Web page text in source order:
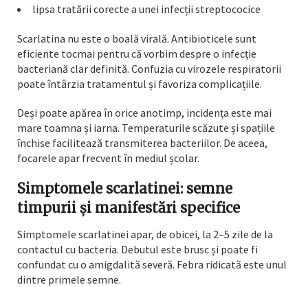
lipsa tratării corecte a unei infecții streptococice
Scarlatina nu este o boală virală. Antibioticele sunt
eficiente tocmai pentru că vorbim despre o infecție
bacteriană clar definită. Confuzia cu virozele respiratorii
poate întârzia tratamentul și favoriza complicațiile.
Deși poate apărea în orice anotimp, incidența este mai
mare toamna și iarna. Temperaturile scăzute și spațiile
închise facilitează transmiterea bacteriilor. De aceea,
focarele apar frecvent în mediul școlar.
Simptomele scarlatinei: semne
timpurii și manifestări specifice
Simptomele scarlatinei apar, de obicei, la 2–5 zile de la
contactul cu bacteria. Debutul este brusc și poate fi
confundat cu o amigdalită severă. Febra ridicată este unul
dintre primele semne.